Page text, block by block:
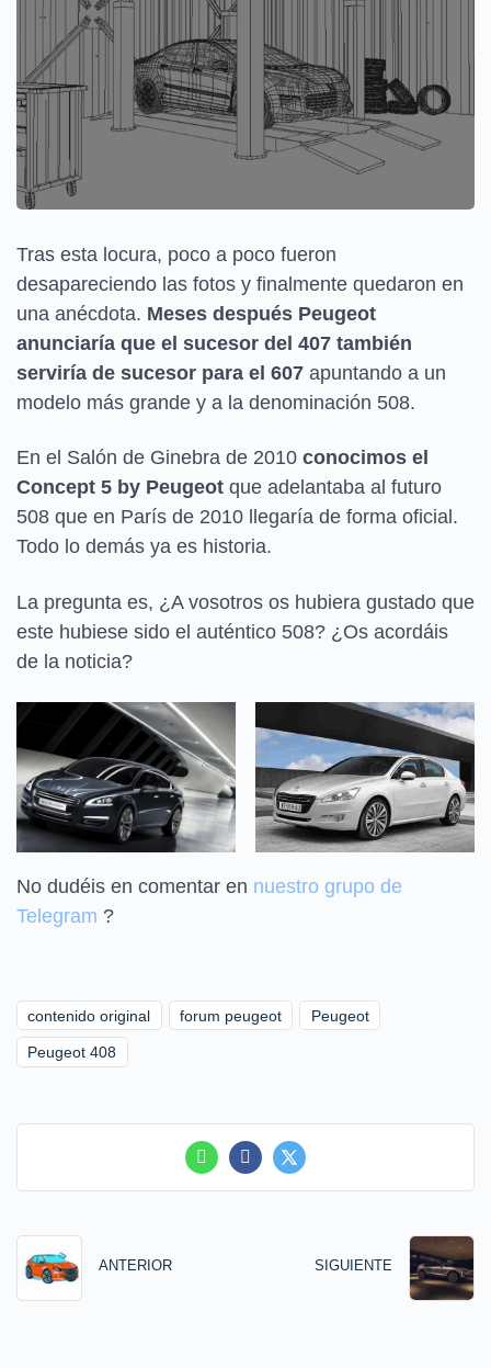
Tras esta locura, poco a poco fueron
desapareciendo las fotos y finalmente quedaron en
una anécdota. Meses después Peugeot
anunciaría que el sucesor del 407 también
serviría de sucesor para el 607 apuntando a un
modelo más grande y a la denominación 508.
En el Salón de Ginebra de 2010 conocimos el
Concept 5 by Peugeot que adelantaba al futuro
508 que en París de 2010 llegaría de forma oficial.
Todo lo demás ya es historia.
La pregunta es, ¿A vosotros os hubiera gustado que
este hubiese sido el auténtico 508? ¿Os acordáis
de la noticia?
No dudéis en comentar en nuestro grupo de
Telegram ?
contenido original forum peugeot Peugeot
Peugeot 408
ANTERIOR SIGUIENTE